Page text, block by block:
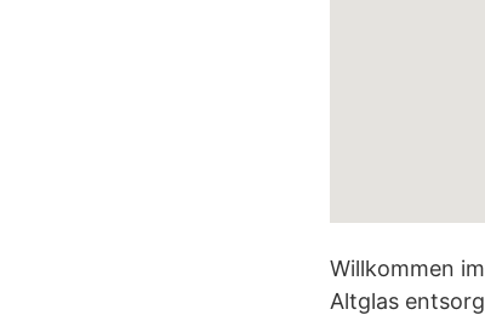
Willkommen
Altglas